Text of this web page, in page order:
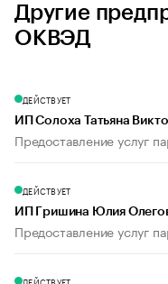
Другие
ОКВЭД
ДЕЙСТВУЕТ
ИП Солоха Татьяна
Предоставление услуг
ДЕЙСТВУЕТ
ИП Гришина Юлия
Предоставление услуг